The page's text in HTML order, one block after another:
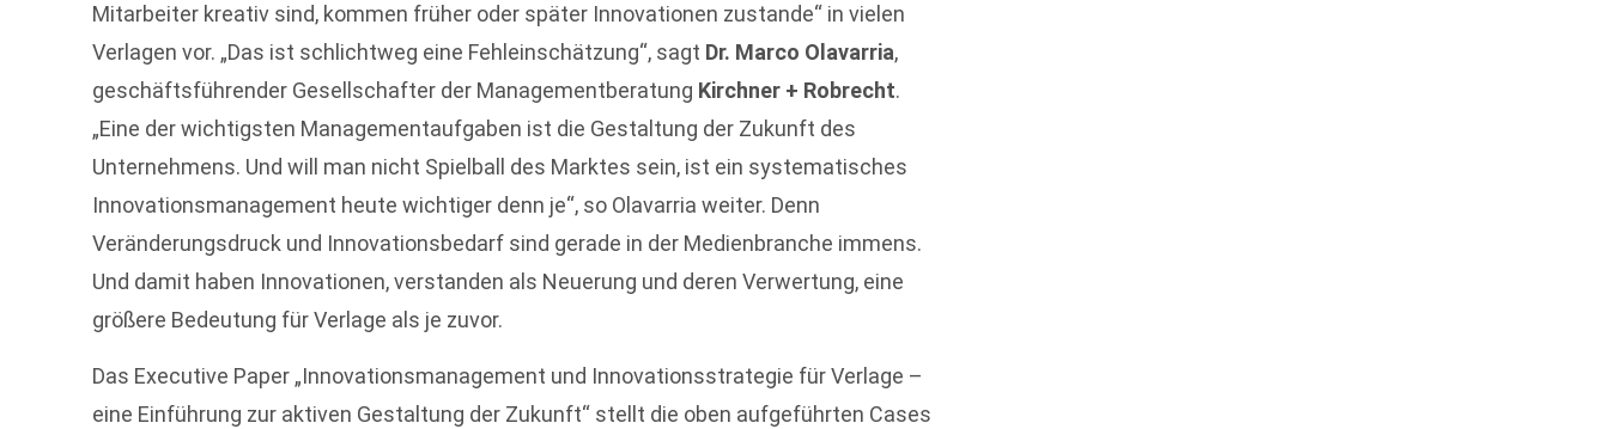
Mitarbeiter kreativ sind, kommen früher oder später Innovationen zustande“ in vielen
Verlagen vor. „Das ist schlichtweg eine Fehleinschätzung“, sagt Dr. Marco Olavarria,
geschäftsführender Gesellschafter der Managementberatung Kirchner + Robrecht.
„Eine der wichtigsten Managementaufgaben ist die Gestaltung der Zukunft des
Unternehmens. Und will man nicht Spielball des Marktes sein, ist ein systematisches
Innovationsmanagement heute wichtiger denn je“, so Olavarria weiter. Denn
Veränderungsdruck und Innovationsbedarf sind gerade in der Medienbranche immens.
Und damit haben Innovationen, verstanden als Neuerung und deren Verwertung, eine
größere Bedeutung für Verlage als je zuvor.
Das Executive Paper „Innovationsmanagement und Innovationsstrategie für Verlage –
eine Einführung zur aktiven Gestaltung der Zukunft“ stellt die oben aufgeführten Cases